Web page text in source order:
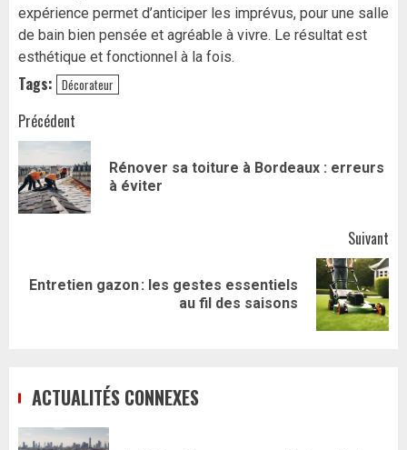
expérience permet d’anticiper les imprévus, pour une salle
de bain bien pensée et agréable à vivre. Le résultat est
esthétique et fonctionnel à la fois.
Tags: Décorateur
Navigation
d’article
Précédent
Rénover sa toiture à Bordeaux : erreurs
à éviter
Suivant
Article
Entretien gazon : les gestes essentiels
au fil des saisons
ACTUALITÉS CONNEXES